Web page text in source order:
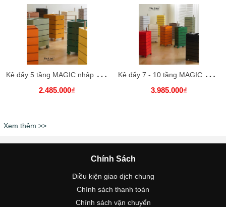
K
ệ đẩy 5 tầng MAGIC nhập khẩu cao cấp / MAGIC Shelf
2.485.000₫
K
ệ đẩy 7 - 10 tầng MAGIC nhập khẩu cao cấp
3.985.000₫
Xem thêm >>
Chính Sách
Điều kiện giao dịch chung
Chính sách thanh toán
Chính sách vận chuyển